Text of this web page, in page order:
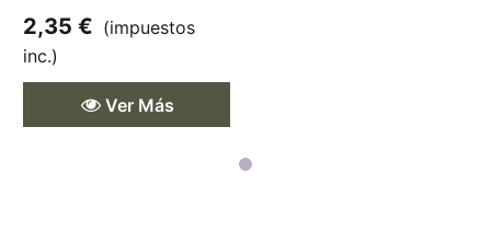
Personalizado
2,35 € (impuestos
inc.)
Ver Más